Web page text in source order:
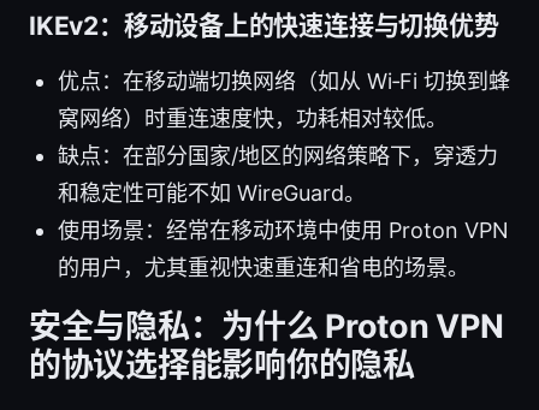
IKEv2：移动设备上的快速连接与切换优势
优点：在移动端切换网络（如从 Wi‑Fi 切换到蜂
窝网络）时重连速度快，功耗相对较低。
缺点：在部分国家/地区的网络策略下，穿透力
和稳定性可能不如 WireGuard。
使用场景：经常在移动环境中使用 Proton VPN
的用户，尤其重视快速重连和省电的场景。
安全与隐私：为什么 Proton VPN
的协议选择能影响你的隐私